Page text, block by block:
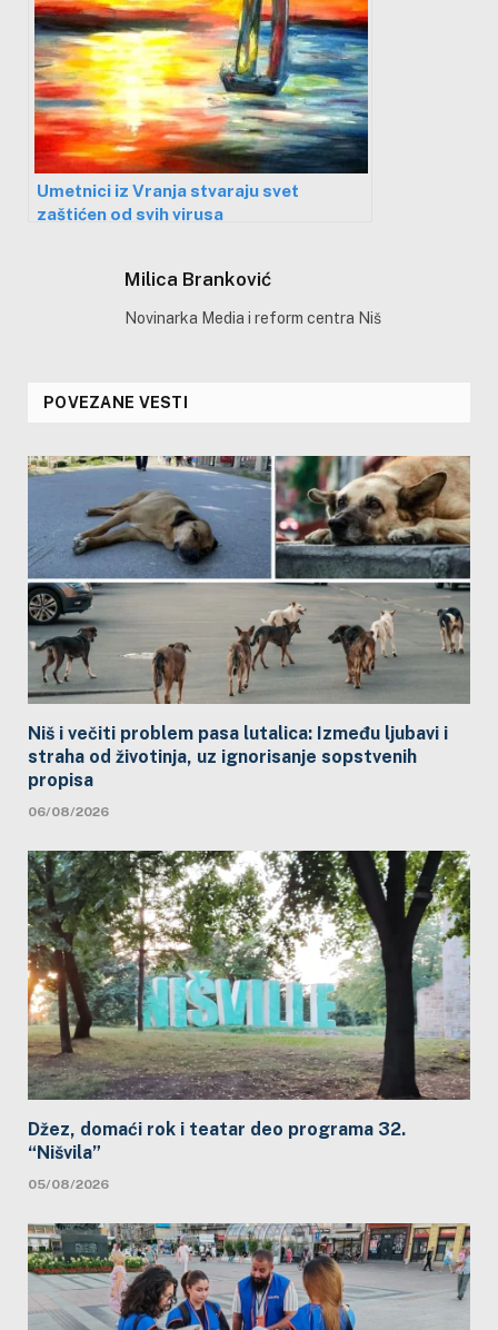
Umetnici iz Vranja stvaraju svet
zaštićen od svih virusa
Milica Branković
Novinarka Media i reform centra Niš
POVEZANE VESTI
Niš i večiti problem pasa lutalica: Između ljubavi i
straha od životinja, uz ignorisanje sopstvenih
propisa
06/08/2026
Džez, domaći rok i teatar deo programa 32.
“Nišvila”
05/08/2026